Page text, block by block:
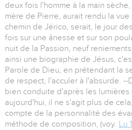
deux fois l'homme à la main
mère de Pierre, aurait rendu la
chemin de Jérico, serait, le jour
fois sur une ânesse et sur son
nuit de la Passion, neuf
ainsi une biographie de Jésus,
Parole de Dieu, en prétendant la
de respect, l'acculer à l'absurde. --
bien conduite d'après les
aujourd'hui, il ne s'agit plus de
compte de la personnalité des
méthode de composition, (voy. Lu